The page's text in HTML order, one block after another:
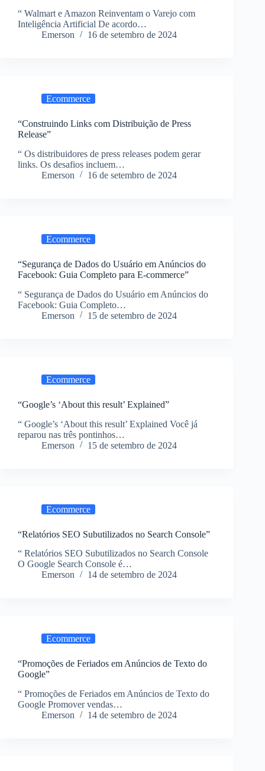
“ Walmart e Amazon Reinventam o Varejo com
Inteligência Artificial De acordo…
Emerson
16 de setembro de 2024
Ecommerce
“Construindo Links com Distribuição de Press
Release”
“ Os distribuidores de press releases podem gerar
links. Os desafios incluem…
Emerson
16 de setembro de 2024
Ecommerce
“Segurança de Dados do Usuário em Anúncios do
Facebook: Guia Completo para E-commerce”
“ Segurança de Dados do Usuário em Anúncios do
Facebook: Guia Completo…
Emerson
15 de setembro de 2024
Ecommerce
“Google’s ‘About this result’ Explained”
“ Google’s ‘About this result’ Explained Você já
reparou nas três pontinhos…
Emerson
15 de setembro de 2024
Ecommerce
“Relatórios SEO Subutilizados no Search Console”
“ Relatórios SEO Subutilizados no Search Console
O Google Search Console é…
Emerson
14 de setembro de 2024
Ecommerce
“Promoções de Feriados em Anúncios de Texto do
Google”
“ Promoções de Feriados em Anúncios de Texto do
Google Promover vendas…
Emerson
14 de setembro de 2024